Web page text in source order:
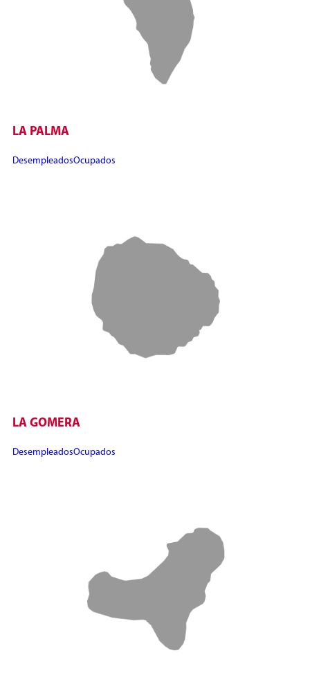
LA PALMA
DesempleadosOcupados
LA GOMERA
DesempleadosOcupados